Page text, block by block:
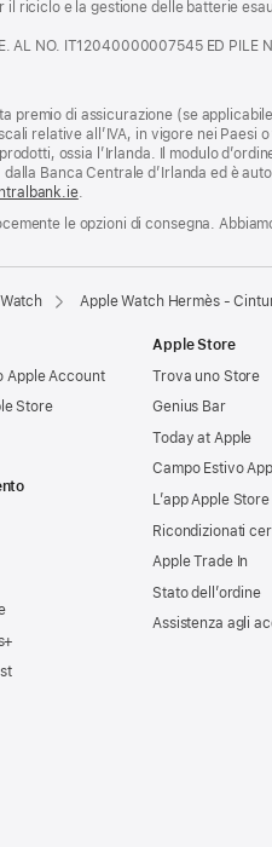
riciclo e la gestione delle batterie
AL NO. IT12040000007545 ED PILE
premio di assicurazione (se
relative all’IVA, in vigore nei
ossia l’Irlanda. Il modulo
Banca Centrale d’Irlanda ed è
.
le opzioni di consegna.
Apple Watch Hermès -
Apple Account
Store
Apple Store
Trova uno Store
Genius Bar
Today at Apple
Campo Estivo
L’app Apple Store
Ricondizionati
Apple Trade In
Stato dell’ordine
Assistenza agli